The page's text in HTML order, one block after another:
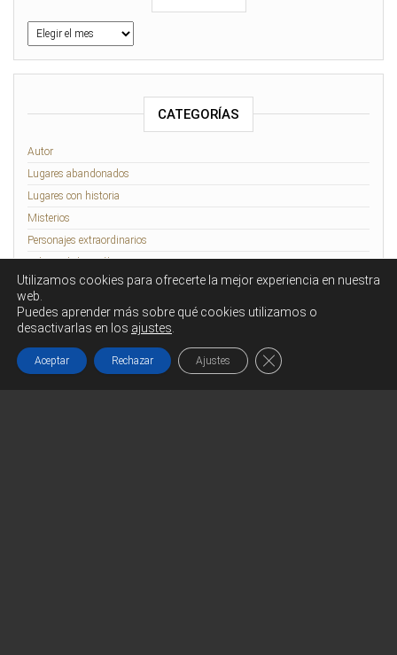
Archivos
CATEGORÍAS
Autor
Lugares abandonados
Lugares con historia
Misterios
Personajes extraordinarios
Relatos de lo Insólito
Rennes-le-Château
Funciona gracias a WordPress | Tema: Head Blog
Utilizamos cookies para ofrecerte la mejor experiencia en nuestra
web.
Puedes aprender más sobre qué cookies utilizamos o
desactivarlas en los ajustes
Aceptar Rechazar Ajustes Cerrar el banner de